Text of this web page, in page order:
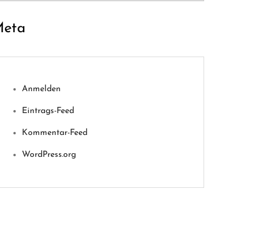
Anmelden
Eintrags-Feed
Kommentar-Feed
WordPress.org